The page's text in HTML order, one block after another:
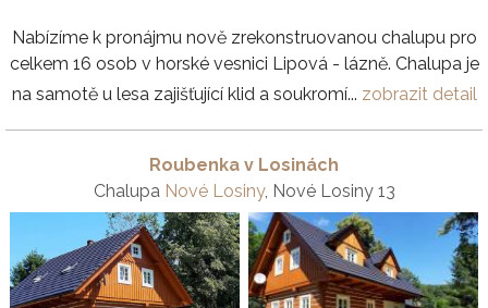
Nabízíme k pronájmu nově zrekonstruovanou chalupu pro
celkem 16 osob v horské vesnici Lipová - lázně. Chalupa je
na samotě u lesa zajišťující klid a soukromí... zobrazit detail
Roubenka v Losinách
Chalupa Nové Losiny, Nové Losiny 13